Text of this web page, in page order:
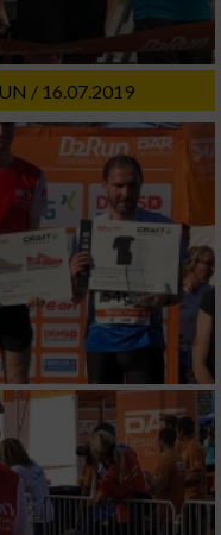
/ 16.07.2019